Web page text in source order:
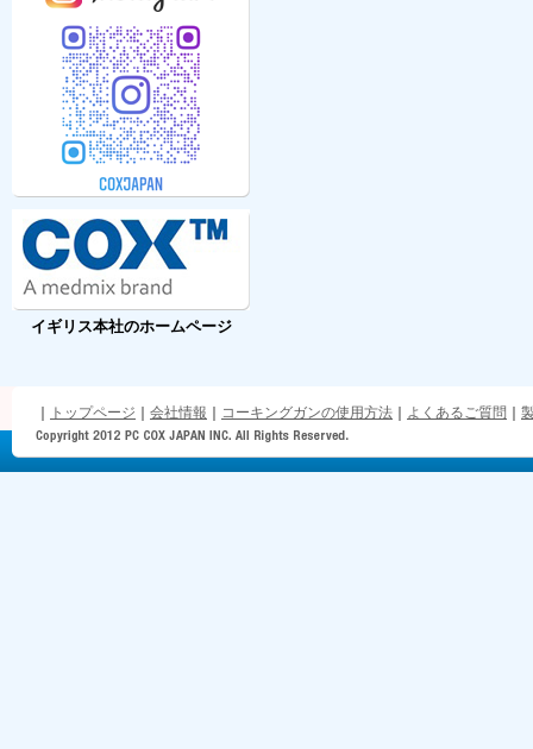
イギリス本社のホームページ
トップページ 会社情報 コーキングガンの使用方法 よくあるご質問